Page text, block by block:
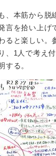
、本筋から脱
言を拾い上げ
ると楽しい
、1人で考え
する。